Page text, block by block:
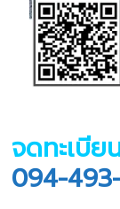
จดทะเบี
094-